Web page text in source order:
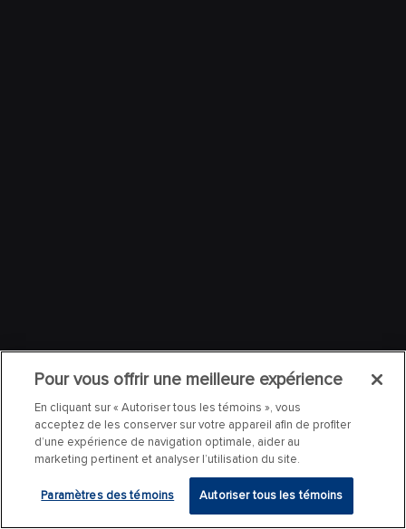
Pour vous offrir une meilleure expérience
En cliquant sur « Autoriser tous les témoins », vous
acceptez de les conserver sur votre appareil afin de profiter
d’une expérience de navigation optimale, aider au
marketing pertinent et analyser l’utilisation du site.
Paramètres des témoins Autoriser tous les témoins